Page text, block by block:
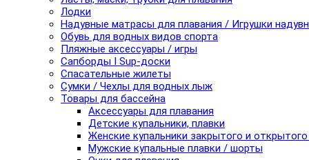
Лодки
Надувные матрасы для плавания / Игрушки
Обувь для водных видов спорта
Пляжные аксессуары / игры
Сапборды I Sup-доски
Спасательные жилеты
Сумки / Чехлы для водных лыж
Товары для бассейна
Аксессуары для плавания
Детские купальники, плавки
Женские купальники закрытого и
Мужские купальные плавки / шорты